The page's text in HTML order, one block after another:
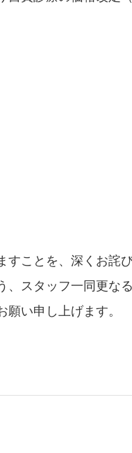
ことを、 深くお詫
スタッフ一同更な
い申し上げます。